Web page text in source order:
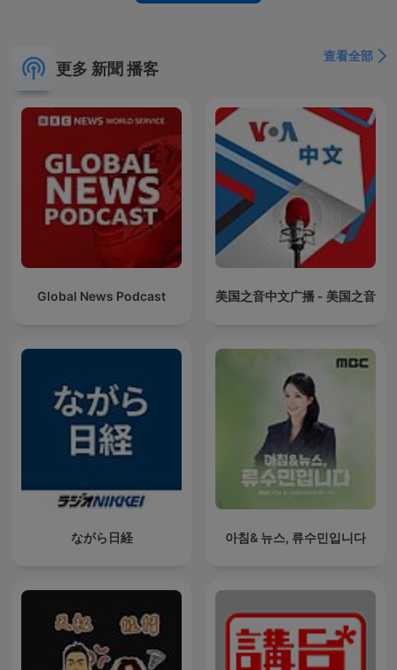
更多 新聞 播客
查看全部
Global News Podcast 美国之音中文广播 - 美国之音
ながら日経 아침& 뉴스, 류수민입니다